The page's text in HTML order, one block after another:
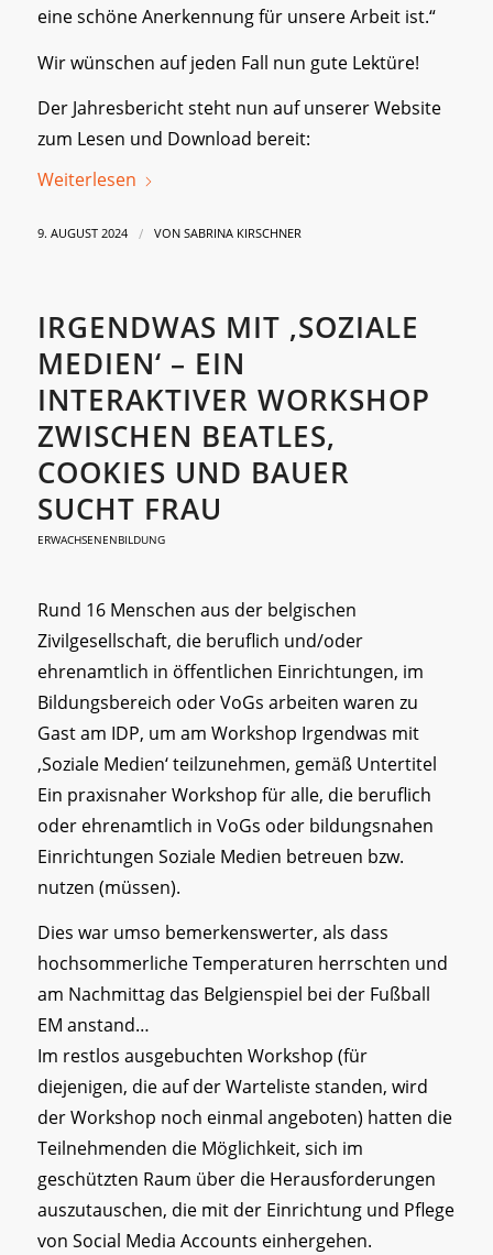
eine schöne Anerkennung für unsere Arbeit ist.“
Wir wünschen auf jeden Fall nun gute Lektüre!
Der Jahresbericht steht nun auf unserer Website
zum Lesen und Download bereit:
Weiterlesen
9. AUGUST 2024 / VON SABRINA KIRSCHNER
IRGENDWAS MIT ‚SOZIALE
MEDIEN‘ – EIN
INTERAKTIVER WORKSHOP
ZWISCHEN BEATLES,
COOKIES UND BAUER
SUCHT FRAU
ERWACHSENENBILDUNG
Rund 16 Menschen aus der belgischen
Zivilgesellschaft, die beruflich und/oder
ehrenamtlich in öffentlichen Einrichtungen, im
Bildungsbereich oder VoGs arbeiten waren zu
Gast am IDP, um am Workshop Irgendwas mit
‚Soziale Medien‘ teilzunehmen, gemäß Untertitel
Ein praxisnaher Workshop für alle, die beruflich
oder ehrenamtlich in VoGs oder bildungsnahen
Einrichtungen Soziale Medien betreuen bzw.
nutzen (müssen).
Dies war umso bemerkenswerter, als dass
hochsommerliche Temperaturen herrschten und
am Nachmittag das Belgienspiel bei der Fußball
EM anstand…
Im restlos ausgebuchten Workshop (für
diejenigen, die auf der Warteliste standen, wird
der Workshop noch einmal angeboten) hatten die
Teilnehmenden die Möglichkeit, sich im
geschützten Raum über die Herausforderungen
auszutauschen, die mit der Einrichtung und Pflege
von Social Media Accounts einhergehen.